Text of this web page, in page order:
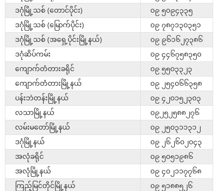
ဒဂုံမြို့သစ် (တောင်ပိုင်း)
၀၉ ၅၀၉၄၃၃၅
ဒဂုံမြို့သစ် (မြောက်ပိုင်း)
၀၉ ၇၈၇၁၃၀၃၅၁
ဒဂုံမြို့သစ် (အရှေ့ပိုင်းမြို့နယ်)
၀၉ ၉၆၁၆၂၇၃၈၆
ဒဂုံဆိပ်ကမ်း
၀၉ ၄၄၆၇၅၈၃၅၀
ကျောက်တံတားခရိုင်
၀၉ ၅၅၀၃၃၂၃
ကျောက်တံတားမြို့နယ်
၀၉ ၂၅၄၀၆၆၃၅၈
ပန်းဘဲတန်းမြို့နယ်
၀၉ ၄၂၀၁၅၂၃၀၃
လသာမြို့နယ်
၀၉၂၅၂၅၈၈၂၇၆
လမ်းမတော်မြို့နယ်
၀၉ ၂၅၀၃၁၁၃၁၂
ဒဂုံမြို့နယ်
၀၉ ၂၆၂၆၀၂၀၄၃
အလုံခရိုင်
၀၉ ၅၀၅၁၉၈၆
အလုံမြို့နယ်
၀၉ ၄၀၂၁၁၇၇၆၈
ကြည့်မြင်တိုင်မြို့နယ်
၀၉ ၅၁၈၈၅၂၆